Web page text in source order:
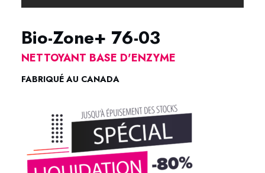
Bio-Zone+ 76-03
NETTOYANT BASE D'ENZYME
FABRIQUÉ AU CANADA